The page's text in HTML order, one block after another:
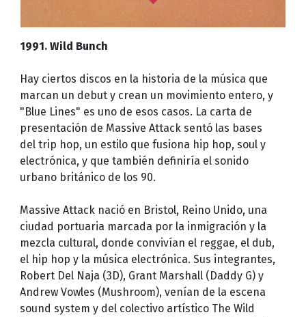
1991. Wild Bunch
Hay ciertos discos en la historia de la música que
marcan un debut y crean un movimiento entero, y
"Blue Lines" es uno de esos casos. La carta de
presentación de Massive Attack sentó las bases
del trip hop, un estilo que fusiona hip hop, soul y
electrónica, y que también definiría el sonido
urbano británico de los 90.
Massive Attack nació en Bristol, Reino Unido, una
ciudad portuaria marcada por la inmigración y la
mezcla cultural, donde convivían el reggae, el dub,
el hip hop y la música electrónica. Sus integrantes,
Robert Del Naja (3D), Grant Marshall (Daddy G) y
Andrew Vowles (Mushroom), venían de la escena
sound system y del colectivo artístico The Wild